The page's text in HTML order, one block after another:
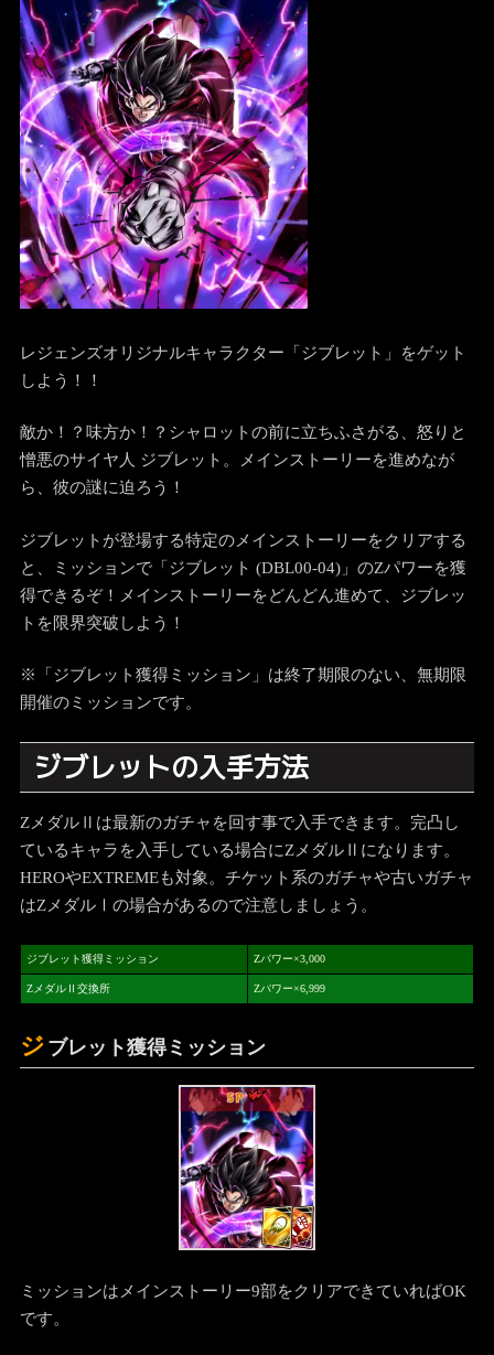
レジェンズオリジナルキャラクター「ジブレット」をゲット
しよう！！
敵か！？味方か！？シャロットの前に立ちふさがる、怒りと
憎悪のサイヤ人 ジブレット。メインストーリーを進めなが
ら、彼の謎に迫ろう！
ジブレットが登場する特定のメインストーリーをクリアする
と、ミッションで「ジブレット (DBL00-04)」のZパワーを獲
得できるぞ！メインストーリーをどんどん進めて、ジブレッ
トを限界突破しよう！
※「ジブレット獲得ミッション」は終了期限のない、無期限
開催のミッションです。
ジブレットの入手方法
ZメダルⅡは最新のガチャを回す事で入手できます。完凸し
ているキャラを入手している場合にZメダルⅡになります。
HEROやEXTREMEも対象。チケット系のガチャや古いガチャ
はZメダルⅠの場合があるので注意しましょう。
ジブレット獲得ミッション Zパワー×3,000
ZメダルⅡ交換所 Zパワー×6,999
ジ ブレット獲得ミッション
SP
ミッションはメインストーリー9部をクリアできていればOK
です。